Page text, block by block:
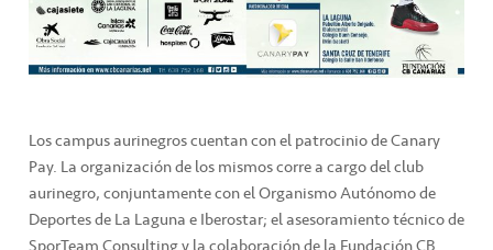
Los campus aurinegros cuentan con el patrocinio de Canary
Pay. La organización de los mismos corre a cargo del club
aurinegro, conjuntamente con el Organismo Autónomo de
Deportes de La Laguna e Iberostar; el asesoramiento técnico de